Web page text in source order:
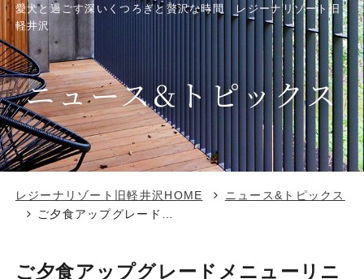
愛犬と過ごす深いくつろぎと贅沢な時間 レジーナリゾート旧
軽井沢
ニュース&トピックス
レジーナリゾート旧軽井沢HOME
ニュース&トピックス
ご夕食アップグレードメニューリニューアル
ご夕食アップグレードメニューリニ